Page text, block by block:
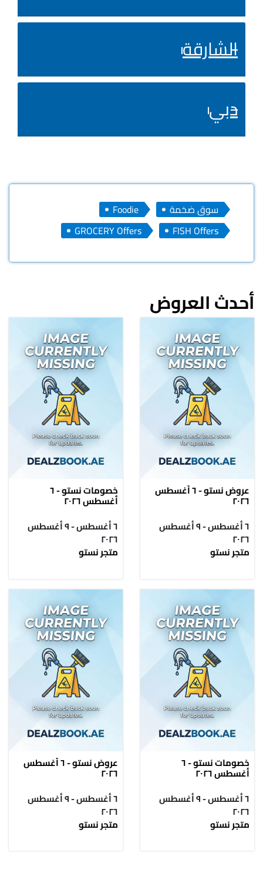
الشارقة
دبي
سوق ضخمة
Foodie
FISH Offers
GROCERY Offers
أحدث العروض
عروض نستو - ٦ أغسطس
٢٠٢٦
٦ أغسطس - ٩ أغسطس
٢٠٢٦
متجر نستو
خصومات نستو - ٦
أغسطس ٢٠٢٦
٦ أغسطس - ٩ أغسطس
٢٠٢٦
متجر نستو
خصومات نستو - ٦
أغسطس ٢٠٢٦
٦ أغسطس - ٩ أغسطس
٢٠٢٦
متجر نستو
عروض نستو - ٦ أغسطس
٢٠٢٦
٦ أغسطس - ٩ أغسطس
٢٠٢٦
متجر نستو